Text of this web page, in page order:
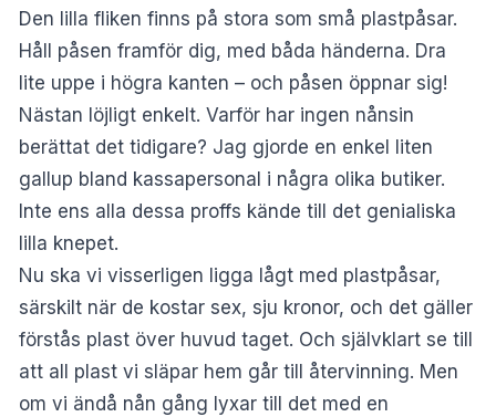
Den lilla fliken finns på stora som små plastpåsar.
Håll påsen framför dig, med båda händerna. Dra
lite uppe i högra kanten – och påsen öppnar sig!
Nästan löjligt enkelt. Varför har ingen nånsin
berättat det tidigare? Jag gjorde en enkel liten
gallup bland kassapersonal i några olika butiker.
Inte ens alla dessa proffs kände till det genialiska
lilla knepet.
Nu ska vi visserligen ligga lågt med plastpåsar,
särskilt när de kostar sex, sju kronor, och det gäller
förstås plast över huvud taget. Och självklart se till
att all plast vi släpar hem går till återvinning. Men
om vi ändå nån gång lyxar till det med en